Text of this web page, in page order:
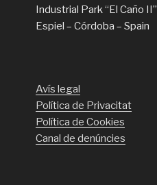
Industrial Park “El Caño
Espiel – Córdoba – Spain
Avís legal
Política de Privacitat
Política de Cookies
Canal de denúncies